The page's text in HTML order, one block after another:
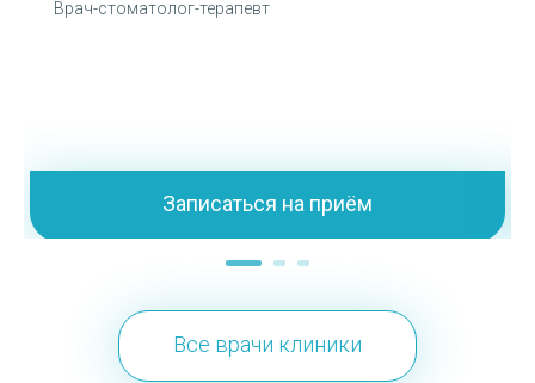
Врач-стоматолог-терапевт
Записаться на приём
Все врачи клиники